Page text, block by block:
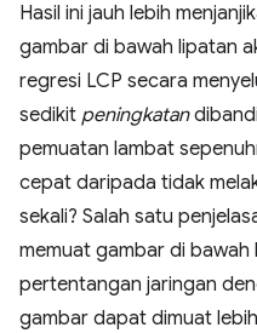
Hasil ini jauh lebih
gambar di bawah lipatan
regresi LCP secara
sedikit peningkatan
pemuatan lambat
cepat daripada tidak
sekali? Salah satu
memuat gambar di
pertentangan jaringan
gambar dapat dimuat